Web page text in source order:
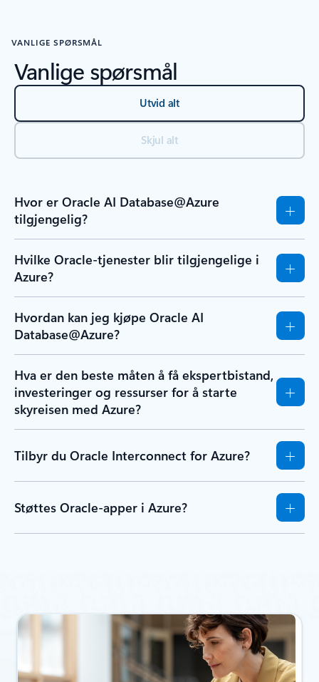
VANLIGE SPØRSMÅL
Vanlige spørsmål
Utvid alt
Skjul alt
Hvor er Oracle AI Database@Azure
tilgjengelig?
Hvilke Oracle-tjenester blir tilgjengelige i
Azure?
Hvordan kan jeg kjøpe Oracle AI
Database@Azure?
Hva er den beste måten å få ekspertbistand,
investeringer og ressurser for å starte
skyreisen med Azure?
Tilbyr du Oracle Interconnect for Azure?
Støttes Oracle-apper i Azure?